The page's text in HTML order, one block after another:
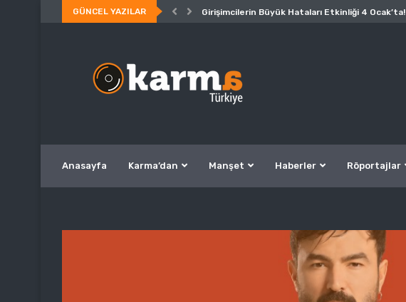
GÜNCEL YAZILAR Girişimcilerin Büyük Hataları Etkinliği 4 Ocak’ta!
Anasayfa Karma’dan Manşet Haberler Röportajlar